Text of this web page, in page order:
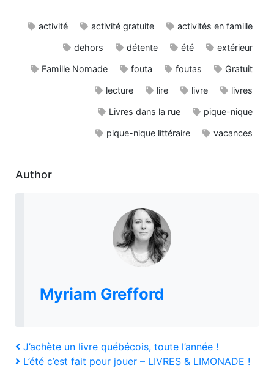
activité activité gratuite activités en famille
dehors détente été extérieur
Famille Nomade fouta foutas Gratuit
lecture lire livre livres
Livres dans la rue pique-nique
pique-nique littéraire vacances
Author
Myriam Grefford
Navigation
de
Previous
Post
J’achète un livre québécois, toute l’année !
Next
L’été c’est fait pour jouer – LIVRES & LIMONADE !